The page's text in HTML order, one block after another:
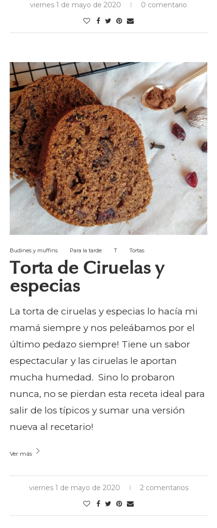
viernes 1 de mayo de 2020 0 comentario
Budines y muffins Para la tarde T Tortas
Torta de Ciruelas y
especias
La torta de ciruelas y especias lo hacía mi
mamá siempre y nos peleábamos por el
último pedazo siempre! Tiene un sabor
espectacular y las ciruelas le aportan
mucha humedad. Sino lo probaron
nunca, no se pierdan esta receta ideal para
salir de los típicos y sumar una versión
nueva al recetario!
Ver más
viernes 1 de mayo de 2020 2 comentarios